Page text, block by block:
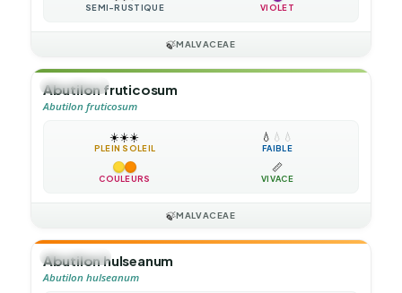
SEMI-RUSTIQUE VIOLET
🍃MALVACEAE
🌲ARBUSTE
Abutilon fruticosum
Abutilon fruticosum
☀️☀️☀️
PLEIN SOLEIL
💧 💧 💧
FAIBLE
COULEURS
📏
VIVACE
🍃MALVACEAE
🌻ANNUELLE
Abutilon hulseanum
Abutilon hulseanum